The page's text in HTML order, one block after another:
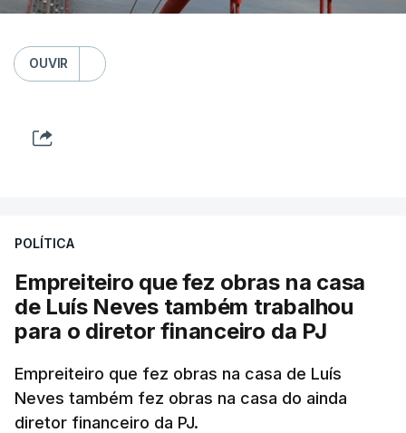
OUVIR
POLÍTICA
Empreiteiro que fez obras na casa
de Luís Neves também trabalhou
para o diretor financeiro da PJ
Empreiteiro que fez obras na casa de Luís
Neves também fez obras na casa do ainda
diretor financeiro da PJ.